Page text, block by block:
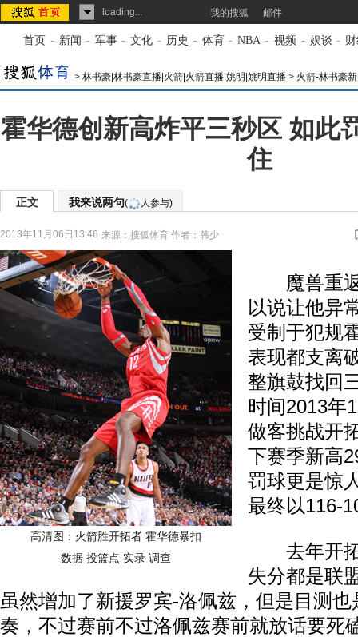
loading... 我的搜狐 邮件
首页 - 新闻 - 军事 - 文化 - 历史 - 体育 - NBA - 视频 - 娱谈 -
> 林书豪|林书豪直播|火箭|火箭直播|姚明|姚明直播 > 火箭-林书豪
霍华德创新高炸平三秒区 如此
住
正文 我来说两句( 人参与)
2013年11月06日13:46 来源： 搜狐体育 作者：韩少
高清图：火箭胜开拓者 霍华德暴扣
数据 投篮点 实录 调查
魔兽重返
以说让他异
受制于犯规
表现都支离
整旗鼓找回
时间2013年
做客挑战开
下赛季新高
罚球更是惊
最终以116-
去年开拓
失分都是联
虽然增加了新援罗宾-洛佩兹，但是目测
奏，不过赛前不过洛佩兹赛前就放话要死